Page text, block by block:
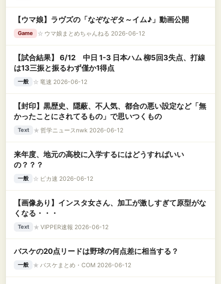
【ウマ娘】ラヴズの「なぞなぞタ～イム♪」動画公開
Game ☆ ウマ娘まとめちゃんねる 2026-06-12
【試合結果】 6/12 中日 1-3 日本ハム 柳5回3失点、打線
は13三振と振るわず僅か1得点
一般 ☆ 竜速 2026-06-12
【封印】黒歴史、隠蔽、不人気、都合の悪い設定など「無
かったことにされてるもの」で思いつくもの
Text ★ 哲学ニュースnwk 2026-06-12
来年度、地元の高校に入学するにはどうすればいい
の？？？
一般 ☆ ピカ速 2026-06-12
【画像あり】インスタ女さん、加工が激しすぎて原型がな
くなる・・・
Text ★ VIPPER速報 2026-06-12
バスケの20点リードは野球の何点差に相当する？
一般 ★ バスケまとめ・COM 2026-06-12